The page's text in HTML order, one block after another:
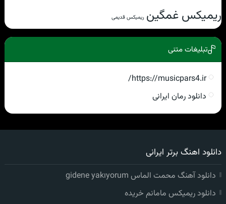
ریمیکس غمگین ریمیکس قدیمی
تبلیغات متنی
https://musicpars4.ir/
دانلود رمان ایرانی
دانلود اهنگ برتر ایرانی
دانلود آهنگ محمت الماس gidene yakıyorum
دانلود ریمیکس مامانم خریده